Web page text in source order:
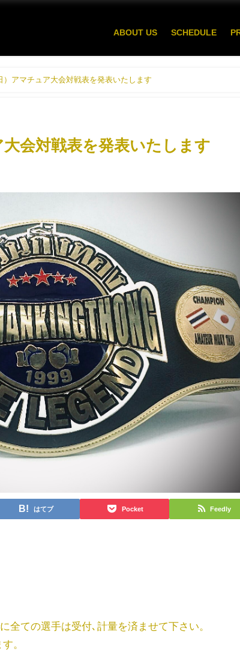
ABOUT US SCHEDULE
）アマチュア大会対戦表を発表いたします
会対戦表を発表いたします
はてブ Pocket Feedly
全ての選手は受付､計量を済ませて下さい。
。